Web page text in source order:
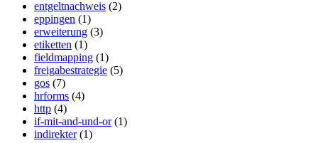
entgeltnachweis (2)
eppingen (1)
erweiterung (3)
etiketten (1)
fieldmapping (1)
freigabestrategie (5)
gos (7)
hrforms (4)
http (4)
if-mit-and-und-or (1)
indirekter (1)